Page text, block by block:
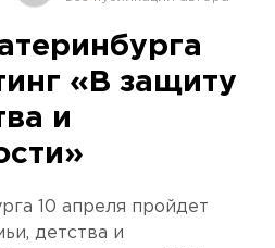
«В защиту
и
10 апреля пройдет
детства и